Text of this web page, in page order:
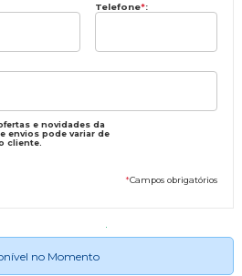
Telefone*:
e novidades da
envios pode variar de
cliente.
*Campos obrigatórios
no Momento